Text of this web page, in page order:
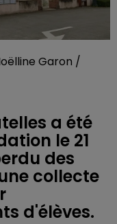
Garon /
a été
le 21
des
collecte
d'élèves.